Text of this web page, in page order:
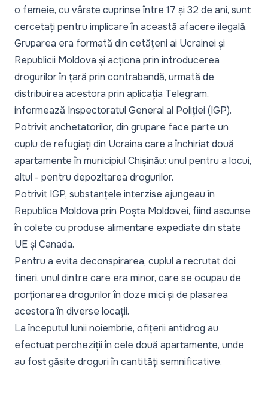
o femeie, cu vârste cuprinse între 17 și 32 de ani, sunt
cercetați pentru implicare în această afacere ilegală.
Gruparea era formată din cetățeni ai Ucrainei și
Republicii Moldova și acționa prin introducerea
drogurilor în țară prin contrabandă, urmată de
distribuirea acestora prin aplicația Telegram,
informează Inspectoratul General al Poliției (IGP).
Potrivit anchetatorilor, din grupare face parte un
cuplu de refugiați din Ucraina care a închiriat două
apartamente în municipiul Chișinău: unul pentru a locui,
altul - pentru depozitarea drogurilor.
Potrivit IGP, substanțele interzise ajungeau în
Republica Moldova prin Poșta Moldovei, fiind ascunse
în colete cu produse alimentare expediate din state
UE și Canada.
Pentru a evita deconspirarea, cuplul a recrutat doi
tineri, unul dintre care era minor, care se ocupau de
porționarea drogurilor în doze mici și de plasarea
acestora în diverse locații.
La începutul lunii noiembrie, ofițerii antidrog au
efectuat percheziții în cele două apartamente, unde
au fost găsite droguri în cantități semnificative.